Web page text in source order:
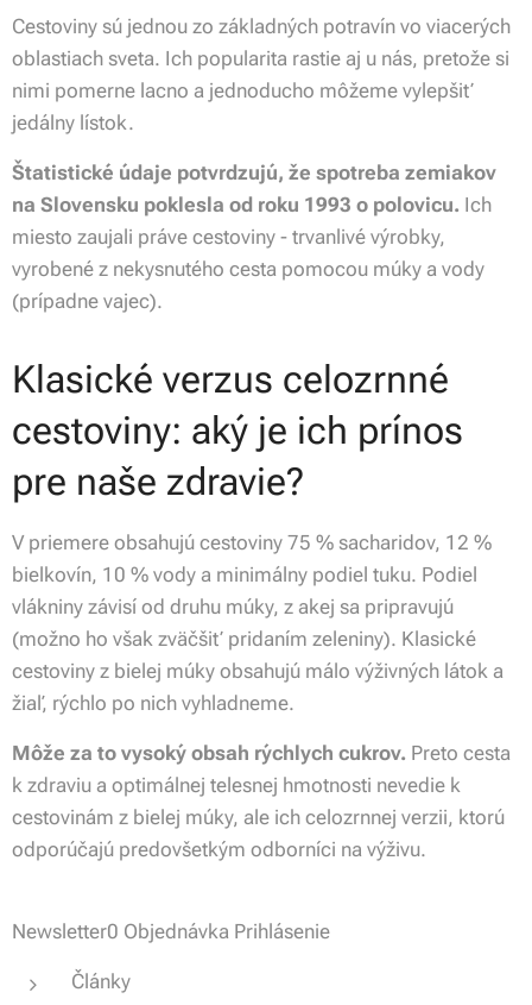
Cestoviny sú jednou zo základných potravín vo viacerých
oblastiach sveta. Ich popularita rastie aj u nás, pretože si
nimi pomerne lacno a jednoducho môžeme vylepšiť
jedálny lístok.
Štatistické údaje potvrdzujú, že spotreba zemiakov
na Slovensku poklesla od roku 1993 o polovicu. Ich
miesto zaujali práve cestoviny - trvanlivé výrobky,
vyrobené z nekysnutého cesta pomocou múky a vody
(prípadne vajec).
Klasické verzus celozrnné
cestoviny: aký je ich prínos
pre naše zdravie?
V priemere obsahujú cestoviny 75 % sacharidov, 12 %
bielkovín, 10 % vody a minimálny podiel tuku. Podiel
vlákniny závisí od druhu múky, z akej sa pripravujú
(možno ho však zväčšiť pridaním zeleniny). Klasické
cestoviny z bielej múky obsahujú málo výživných látok a
žiaľ, rýchlo po nich vyhladneme.
Môže za to vysoký obsah rýchlych cukrov. Preto cesta
k zdraviu a optimálnej telesnej hmotnosti nevedie k
cestovinám z bielej múky, ale ich celozrnnej verzii, ktorú
odporúčajú predovšetkým odborníci na výživu.
Newsletter0 Objednávka Prihlásenie
Články